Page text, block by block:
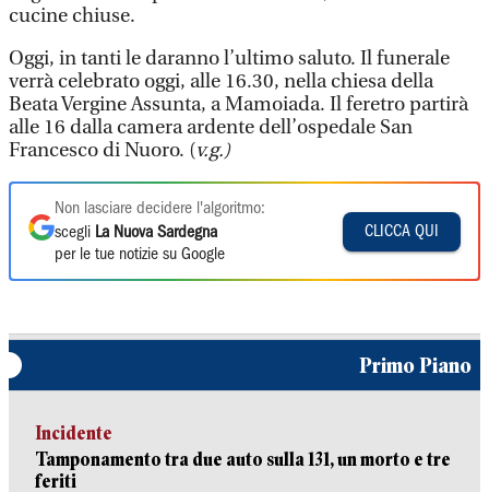
cucine chiuse.
Oggi, in tanti le daranno l’ultimo saluto. Il funerale
verrà celebrato oggi, alle 16.30, nella chiesa della
Beata Vergine Assunta, a Mamoiada. Il feretro partirà
alle 16 dalla camera ardente dell’ospedale San
Francesco di Nuoro. (v.g.)
Non lasciare decidere l'algoritmo:
scegli La Nuova Sardegna
per le tue notizie su Google
CLICCA QUI
Primo Piano
Incidente
Tamponamento tra due auto sulla 131, un morto e tre
feriti